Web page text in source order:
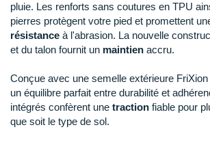
pluie. Les renforts sans coutures en TPU
pierres protègent votre pied et promettent
résistance à l'abrasion. La nouvelle
et du talon fournit un maintien accru.
Conçue avec une semelle extérieure
un équilibre parfait entre durabilité et
intégrés confèrent une traction fiable pour
que soit le type de sol.
OVERSTIMS
Patagonia
Polar
Puma